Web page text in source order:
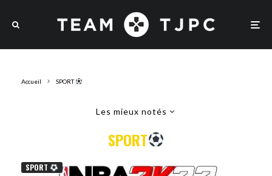
Accueil SPORT
Les mieux notés
SPORT
SPORT